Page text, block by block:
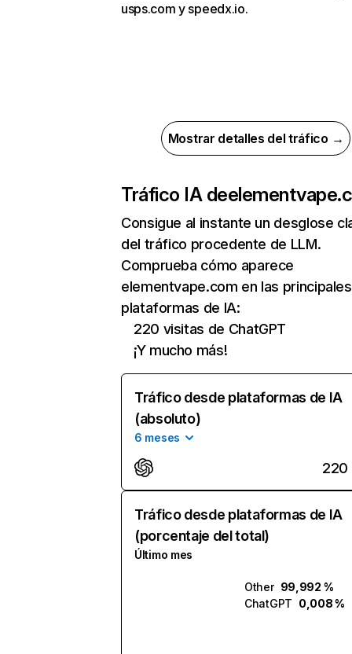
usps.com y speedx.io.
Mostrar detalles del tráfico →
Tráfico IA de
Consigue al instante un desglose
del tráfico procedente de LLM.
Comprueba cómo aparece
elementvape.com en las principales
plataformas de IA:
220 visitas de ChatGPT
¡Y mucho más!
Tráfico desde plataformas de IA
(absoluto)
6 meses
220
Tráfico desde plataformas de IA
(porcentaje del total)
Último mes
Other 99,992 %
ChatGPT 0,008 %